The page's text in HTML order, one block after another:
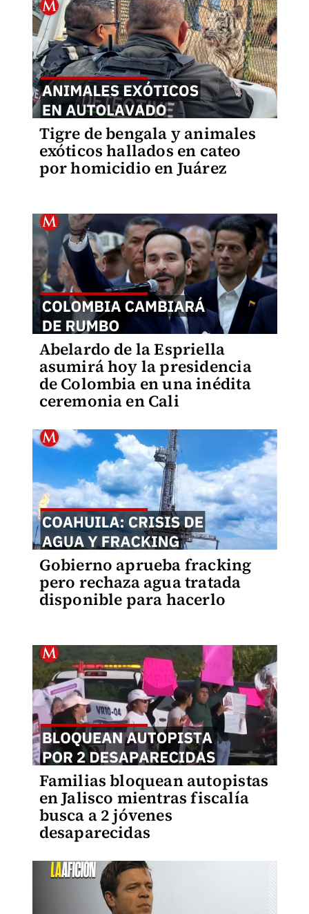
Tigre de bengala y animales
exóticos hallados en cateo
por homicidio en Juárez
Abelardo de la Espriella
asumirá hoy la presidencia
de Colombia en una inédita
ceremonia en Cali
Gobierno aprueba fracking
pero rechaza agua tratada
disponible para hacerlo
Familias bloquean autopistas
en Jalisco mientras fiscalía
busca a 2 jóvenes
desaparecidas